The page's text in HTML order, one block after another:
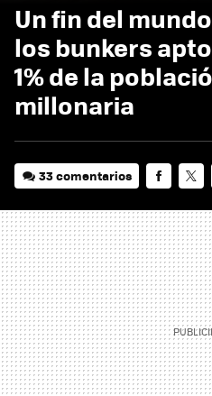
Un fin del
los bunkers
1% de la
millonaria
33 comentarios